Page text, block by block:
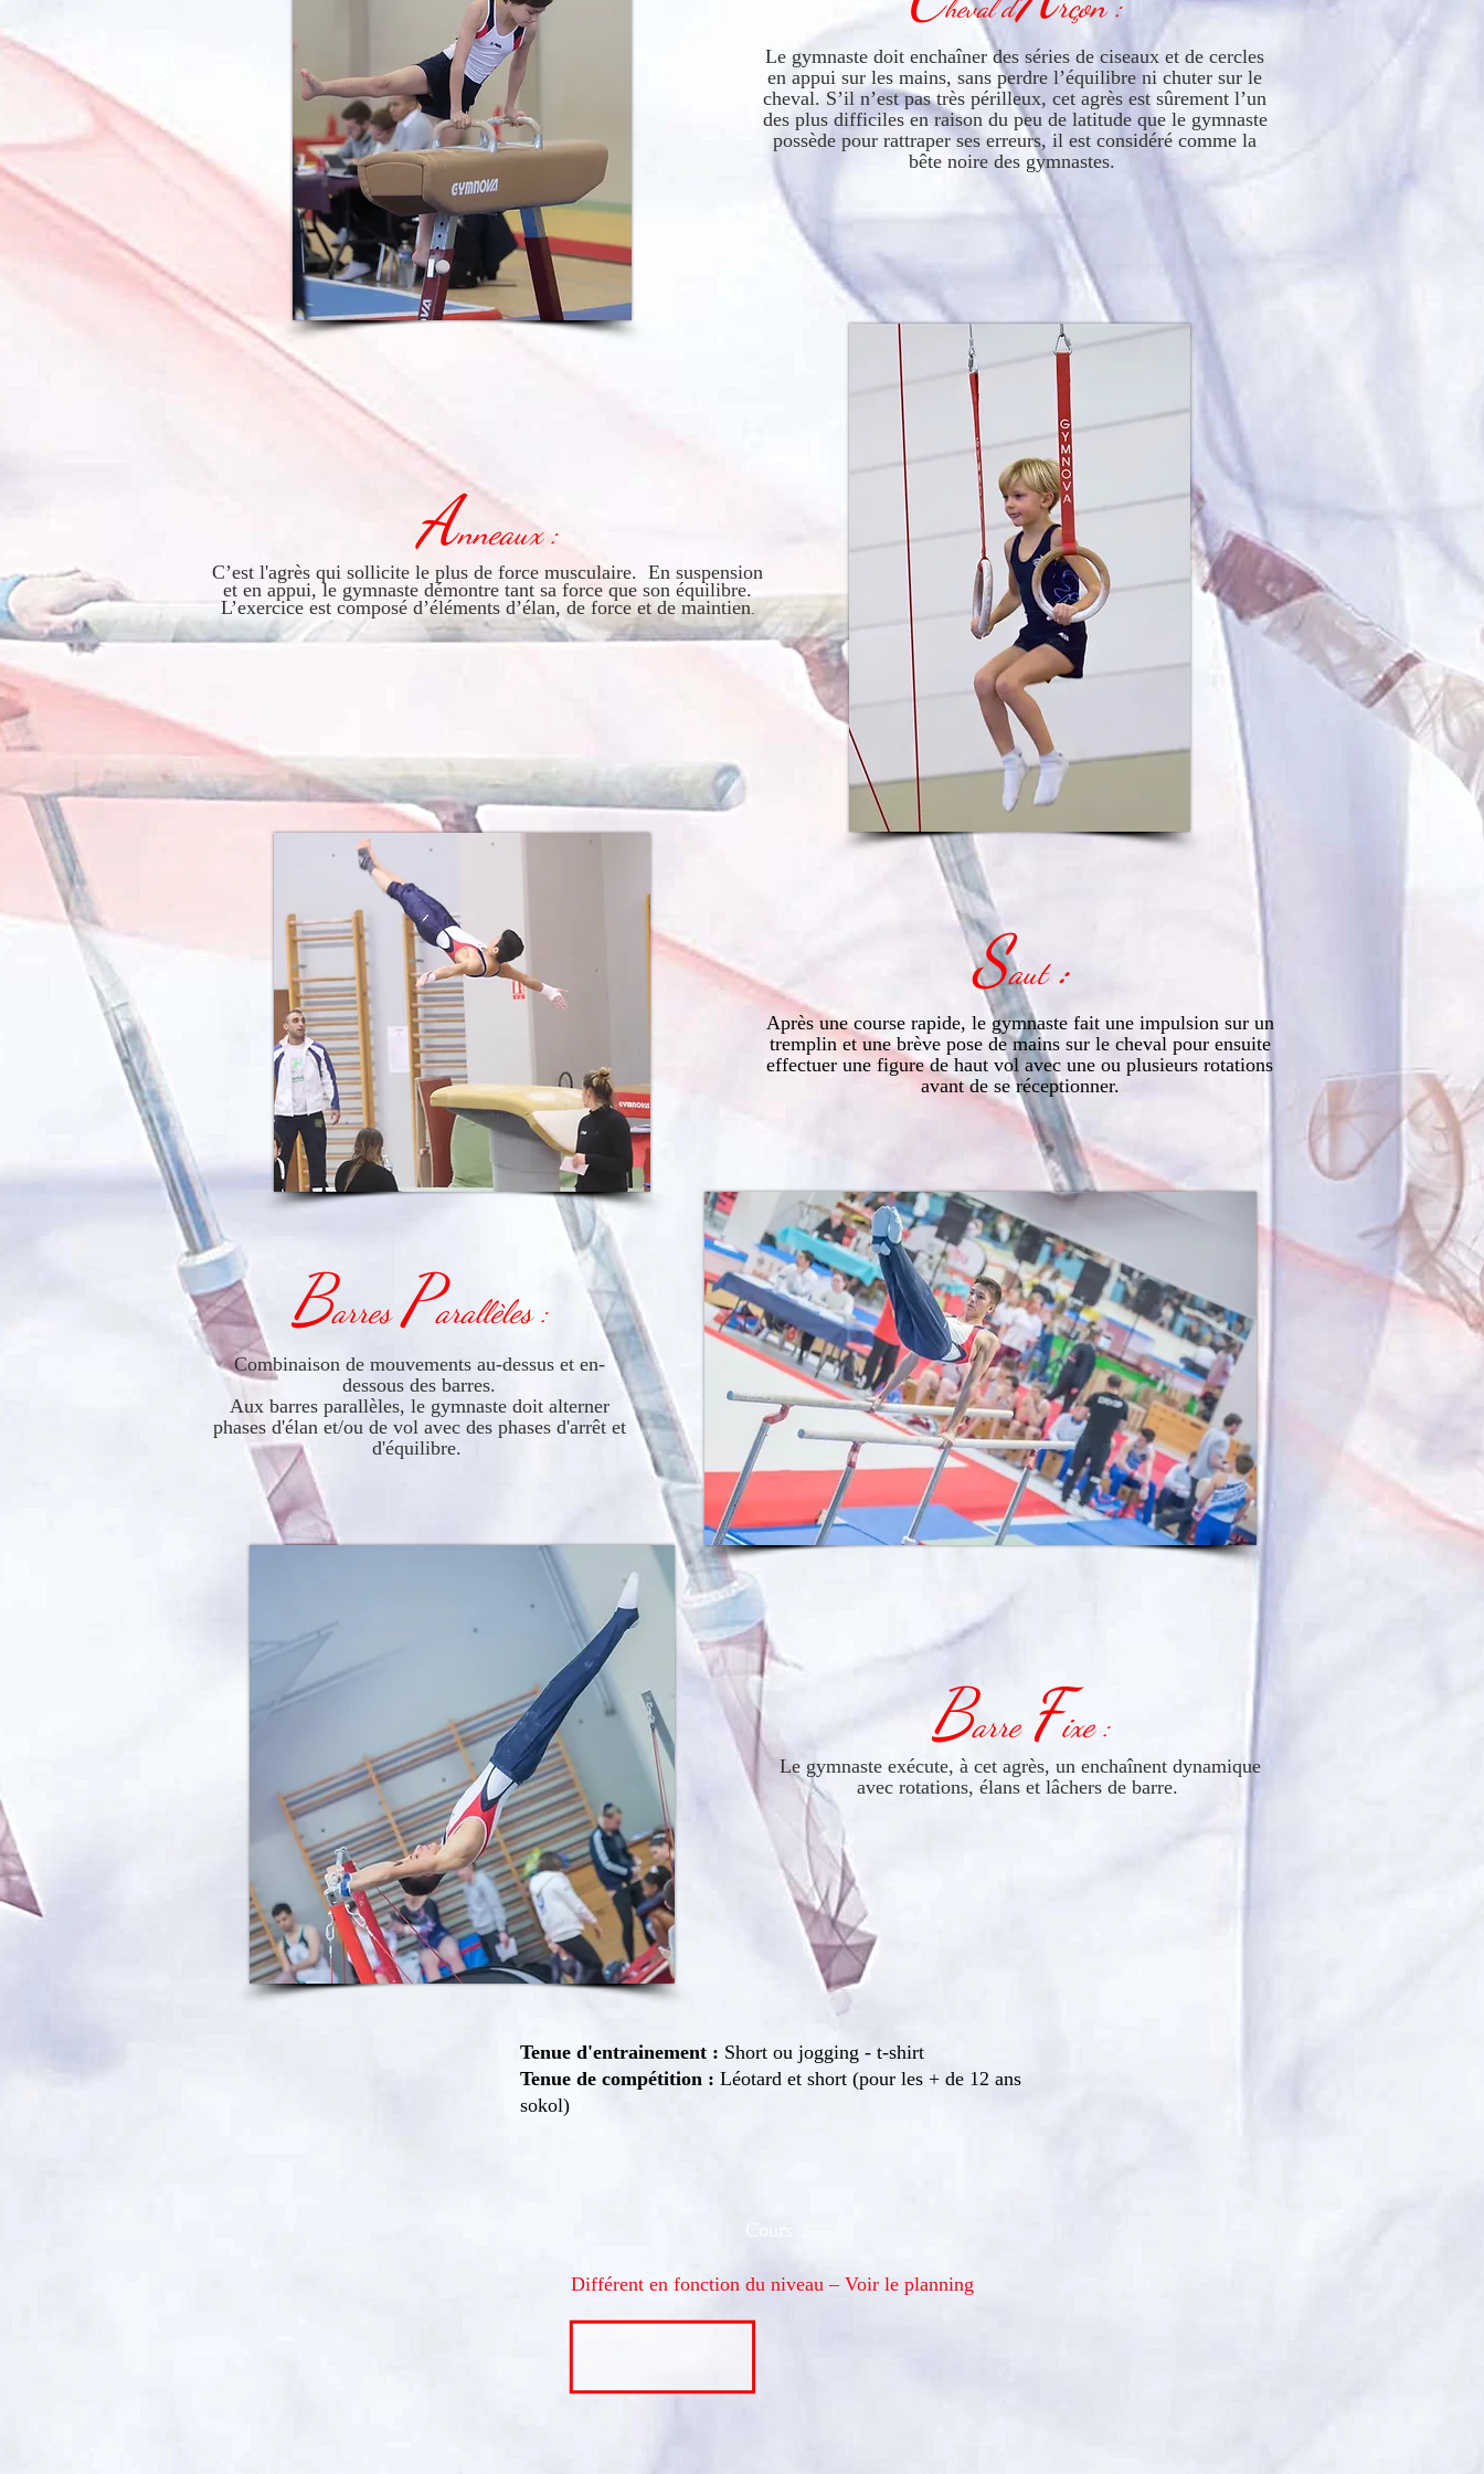
heval d’
Le gymnaste doit enchaîner des séries de ciseaux et de cercles
en appui sur les mains, sans perdre l’équilibre ni chuter sur le
cheval. S’il n’est pas très périlleux, cet agrès est sûrement l’un
des plus difficiles en raison du peu de latitude que le gymnaste
possède pour rattraper ses erreurs, il est considéré comme la
bête noire des gymnastes.
Anneaux :
C’est l'agrès qui sollicite le plus de force musculaire. En suspension
et en appui, le gymnaste démontre tant sa force que son équilibre.
L’exercice est composé d’éléments d’élan, de force et de maintien.
BarresParallèles :
Combinaison de mouvements au-dessus et en-
dessous des barres.
Aux barres parallèles, le gymnaste doit alterner
phases d'élan et/ou de vol avec des phases d'arrêt et
d'équilibre.
Saut:
Après une course rapide, le gymnaste fait une impulsion sur un
tremplin et une brève pose de mains sur le cheval pour ensuite
effectuer une figure de haut vol avec une ou plusieurs rotations
avant de se réceptionner.
Barre Fixe :
Le gymnaste exécute, à cet agrès, un enchaînent dynamique
avec rotations, élans et lâchers de barre.
Tenue d'entrainement : Short ou jogging - t-shirt
Tenue de compétition : Léotard et short (pour les + de 12 ans
sokol)
Différent en fonction du niveau – Voir le planning